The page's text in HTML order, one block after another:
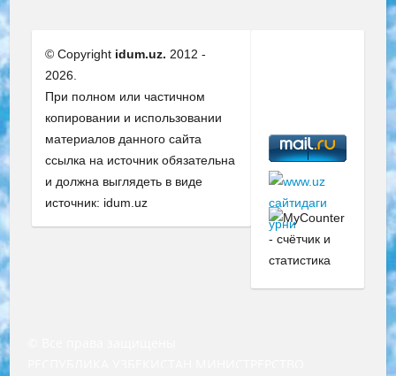
© Copyright idum.uz. 2012 -
2026.
При полном или частичном
копировании и использовании
материалов данного сайта
ссылка на источник обязательна
и должна выглядеть в виде
источник: idum.uz